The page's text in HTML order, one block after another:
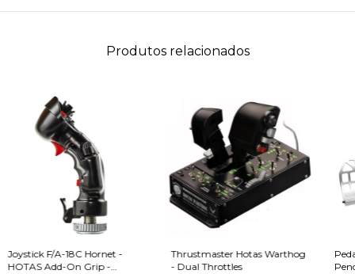
Produtos relacionados
Joystick F/A-18C Hornet -
HOTAS Add-On Grip -
Thrustmaster Hotas Warthog
- Dual Throttles